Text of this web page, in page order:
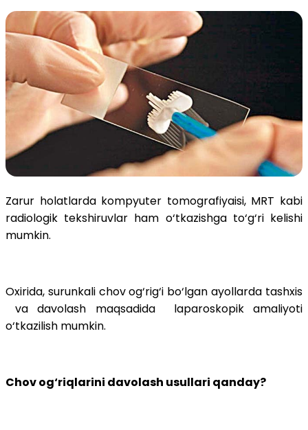
Zarur holatlarda kompyuter tomografiyaisi, MRT kabi
radiologik tekshiruvlar ham o‘tkazishga to‘g‘ri kelishi
mumkin.
Oxirida, surunkali chov og‘rig‘i bo‘lgan ayollarda tashxis
va davolash maqsadida laparoskopik amaliyoti
o‘tkazilish mumkin.
Chov og‘riqlarini davolash usullari qanday?